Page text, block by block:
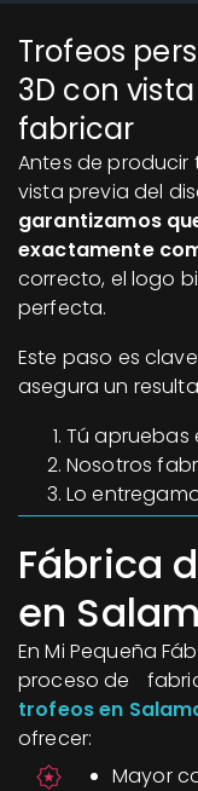
Trofeos
3D con
fabricar
Antes de producir
vista previa del
garantizamos
exactamente
correcto, el logo
perfecta.
Este paso es
asegura un
Tú apruebas
Nosotros
Lo
Fábrica
en
En Mi Pequeña
proceso de
trofeos en
ofrecer:
Mayor